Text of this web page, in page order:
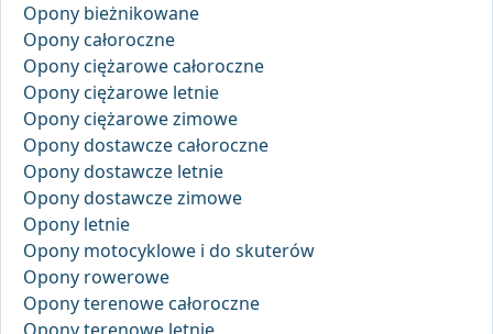
Opony bieżnikowane
Opony całoroczne
Opony ciężarowe całoroczne
Opony ciężarowe letnie
Opony ciężarowe zimowe
Opony dostawcze całoroczne
Opony dostawcze letnie
Opony dostawcze zimowe
Opony letnie
Opony motocyklowe i do skuterów
Opony rowerowe
Opony terenowe całoroczne